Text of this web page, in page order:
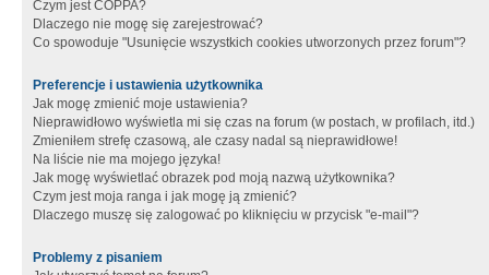
Czym jest COPPA?
Dlaczego nie mogę się zarejestrować?
Co spowoduje "Usunięcie wszystkich cookies utworzonych przez forum"?
Preferencje i ustawienia użytkownika
Jak mogę zmienić moje ustawienia?
Nieprawidłowo wyświetla mi się czas na forum (w postach, w profilach, itd.)
Zmieniłem strefę czasową, ale czasy nadal są nieprawidłowe!
Na liście nie ma mojego języka!
Jak mogę wyświetlać obrazek pod moją nazwą użytkownika?
Czym jest moja ranga i jak mogę ją zmienić?
Dlaczego muszę się zalogować po kliknięciu w przycisk "e-mail"?
Problemy z pisaniem